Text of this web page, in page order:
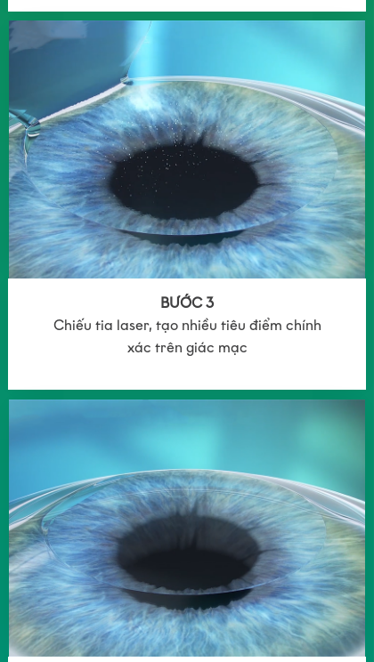
BƯỚC 3
Chiếu tia laser, tạo nhiều tiêu điểm chính
xác trên giác mạc